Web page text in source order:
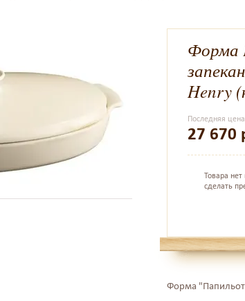
Форма
Henry
Последняя
27 670
Товара
сделать
Форма